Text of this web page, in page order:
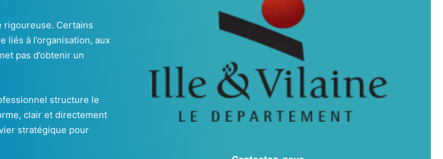
rigoureuse. Certains
à l’organisation, aux
pas d’obtenir un
structure le
clair et directement
stratégique pour